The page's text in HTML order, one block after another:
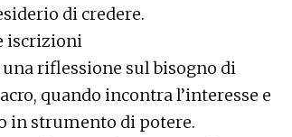
di credere.
iscrizioni
una riflessione sul bisogno di
quando incontra l’interesse e
in strumento di potere.